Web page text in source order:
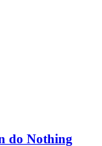
do Nothing